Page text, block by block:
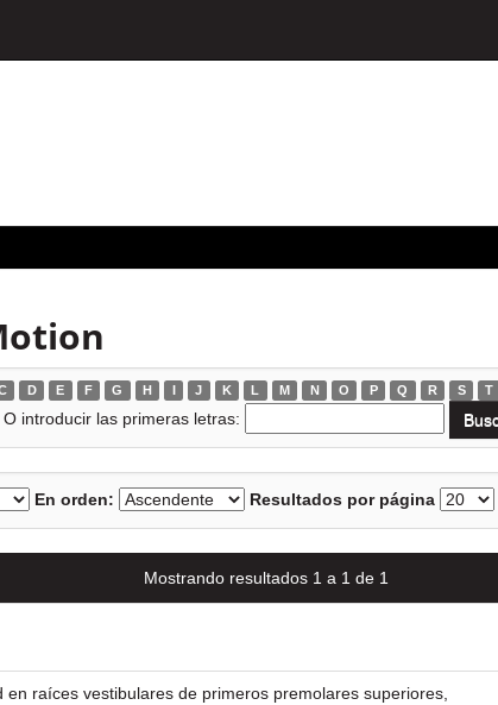
D E F G H I J K L M N O P Q R S T
O introducir las primeras letras:
En orden: Resultados por página
Mostrando resultados 1 a 1 de 1
en raíces vestibulares de primeros premolares superiores,